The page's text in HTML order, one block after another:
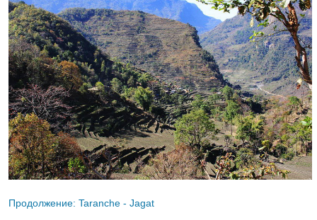
Продолжение: Taranche - Jagat